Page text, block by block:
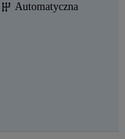
Automatyczna